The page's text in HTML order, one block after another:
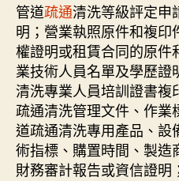
管道疏通清洗等級評定申
明；營業執照原件和複
權證明或租賃合同的原
業技術人員名單及學歷
清洗專業人員培訓證書複
疏通清洗管理文件、作
道疏通清洗專用產品、設
術指標、購置時間、製造
財務審計報告或資信證明